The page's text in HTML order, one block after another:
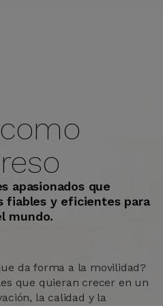
apasionados que
fiables y eficientes para
mundo.
da forma a la movilidad?
que quieran crecer en un
la calidad y la